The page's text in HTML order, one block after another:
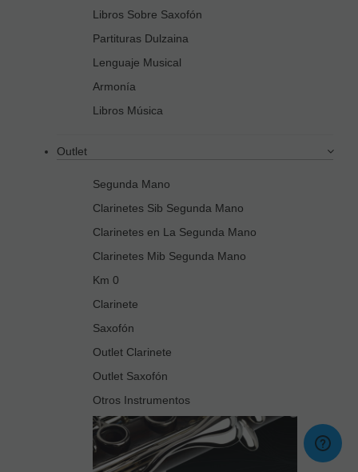
Libros Sobre Saxofón
Partituras Dulzaina
Lenguaje Musical
Armonía
Libros Música
Outlet
Segunda Mano
Clarinetes Sib Segunda Mano
Clarinetes en La Segunda Mano
Clarinetes Mib Segunda Mano
Km 0
Clarinete
Saxofón
Outlet Clarinete
Outlet Saxofón
Otros Instrumentos